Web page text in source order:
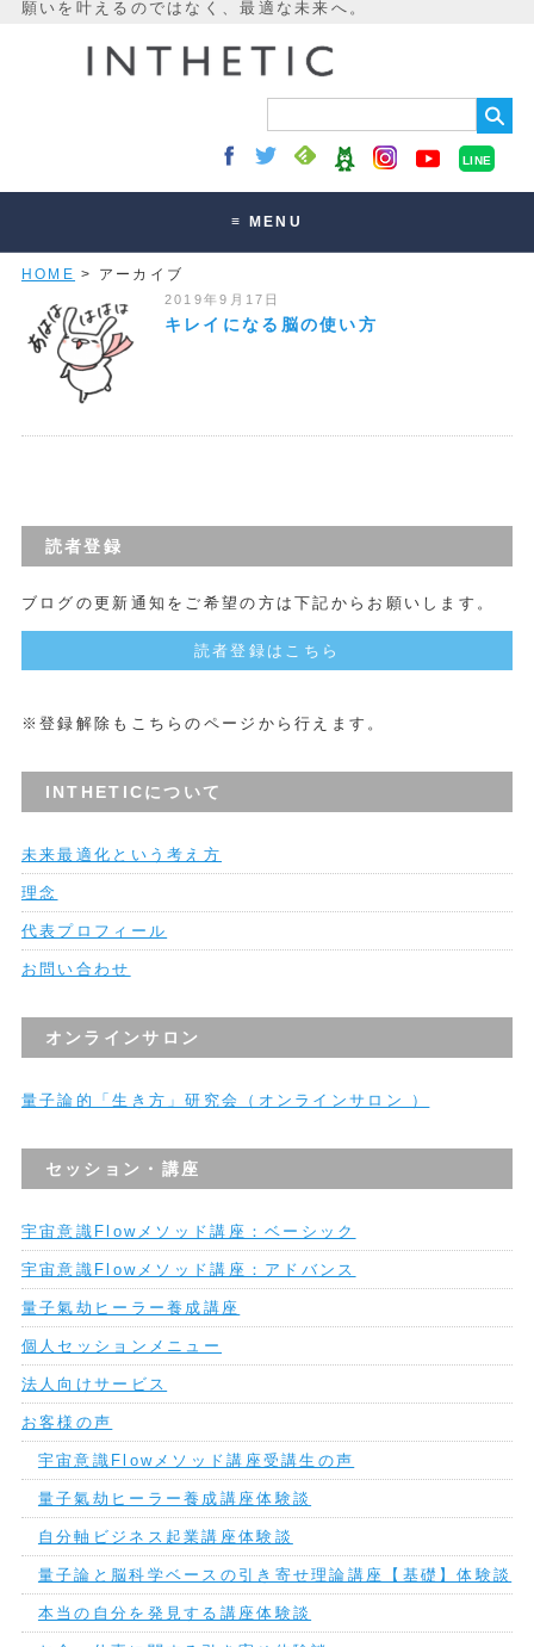
LINE
≡ MENU
講座・セッション
HOME > アーカイブ
2019年9月17日
キレイになる脳の使い方
読者登録
ブログの更新通知をご希望の方は下記からお願いします。
読者登録はこちら
※登録解除もこちらのページから行えます。
INTHETICについて
未来最適化という考え方
理念
代表プロフィール
お問い合わせ
オンラインサロン
量子論的「生き方」研究会（オンラインサロン ）
セッション・講座
宇宙意識Flowメソッド講座：ベーシック
宇宙意識Flowメソッド講座：アドバンス
量子氣劫ヒーラー養成講座
個人セッションメニュー
法人向けサービス
お客様の声
宇宙意識Flowメソッド講座受講生の声
量子氣劫ヒーラー養成講座体験談
自分軸ビジネス起業講座体験談
量子論と脳科学ベースの引き寄せ理論講座【基礎】体験談
本当の自分を発見する講座体験談